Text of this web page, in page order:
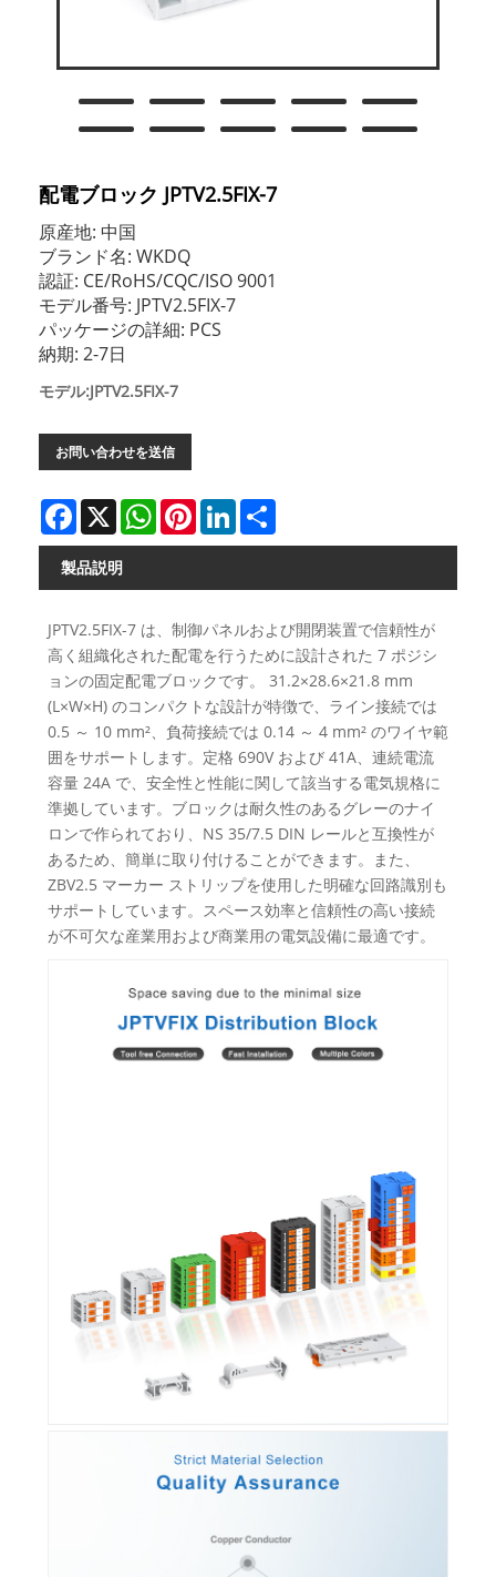
配電ブロック JPTV2.5FIX-7
原産地: 中国
ブランド名: WKDQ
認証: CE/RoHS/CQC/ISO 9001
モデル番号: JPTV2.5FIX-7
パッケージの詳細: PCS
納期: 2-7日
モデル:JPTV2.5FIX-7
お問い合わせを送信
Facebook
X WhatsAppPinterestLinkedIn
製品説明
JPTV2.5FIX-7 は、制御パネルおよび開閉装置で信頼性が
高く組織化された配電を行うために設計された 7 ポジシ
ョンの固定配電ブロックです。 31.2×28.6×21.8 mm
(L×W×H) のコンパクトな設計が特徴で、ライン接続では
0.5 ～ 10 mm²、負荷接続では 0.14 ～ 4 mm² のワイヤ範
囲をサポートします。定格 690V および 41A、連続電流
容量 24A で、安全性と性能に関して該当する電気規格に
準拠しています。ブロックは耐久性のあるグレーのナイ
ロンで作られており、NS 35/7.5 DIN レールと互換性が
あるため、簡単に取り付けることができます。また、
ZBV2.5 マーカー ストリップを使用した明確な回路識別も
サポートしています。スペース効率と信頼性の高い接続
が不可欠な産業用および商業用の電気設備に最適です。